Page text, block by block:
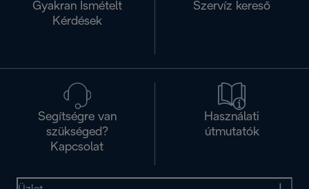
Gyakran Ismételt
Kérdések
Szervíz kereső
Segítségre van
szükséged?
Kapcsolat
Használati
útmutatók